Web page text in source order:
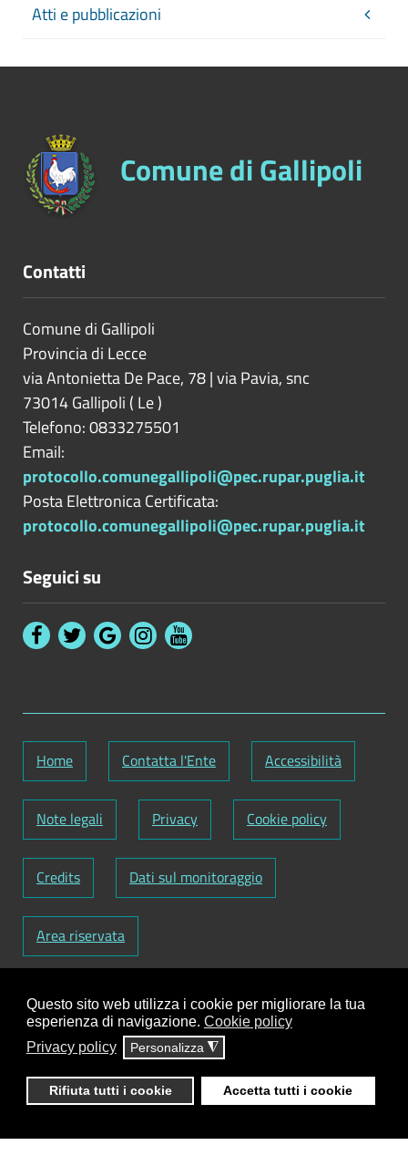
Questo sito web utilizza i cookie per migliorare la tua
esperienza di navigazione. Cookie policy
Privacy policy
Personalizza ◮
Rifiuta tutti i cookie Accetta tutti i cookie
Atti e pubblicazioni
Comune di Gallipoli
Contatti
Comune di Gallipoli
Provincia di Lecce
via Antonietta De Pace, 78 | via Pavia, snc
73014Gallipoli ( Le)
Telefono: 0833275501
Email:
protocollo.comunegallipoli@pec.rupar.puglia.it
Posta Elettronica Certificata:
protocollo.comunegallipoli@pec.rupar.puglia.it
Seguici su
Home Contatta l'Ente Accessibilità
Note legali Privacy Cookie policy
Credits Dati sul monitoraggio
Area riservata
Codice Fiscale: 82000090751-Partita IVA:
01129720759-Codice Fatturazione elettronica:
UFY1HC
contenuti:Antonio Scrimitore
ClioCom© copyright 2018 - 2026 - Clio S.r.l. Lecce -